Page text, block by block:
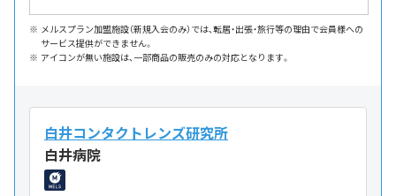
メルスプラン加盟施設（新規入会のみ）では、転居・出張・旅行等の理由で会員様への
サービス提供ができません。
アイコンが無い施設は、一部商品の販売のみの対応となります。
白井コンタクトレンズ研究所
白井病院